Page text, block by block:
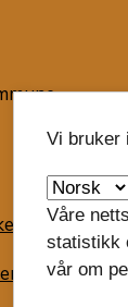
digital post
Vi bruker
Våre
statistikk
vår om